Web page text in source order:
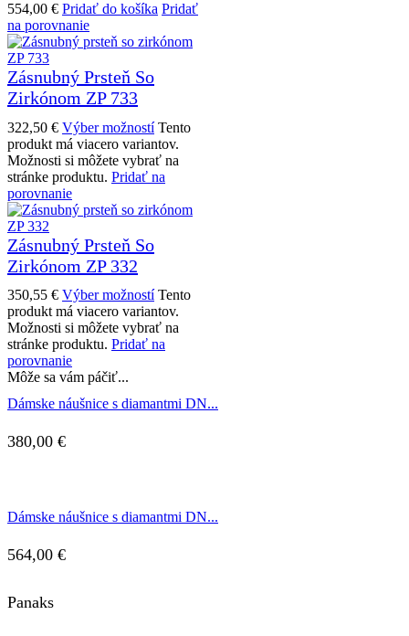
554,00 € Pridať do košíka Pridať
na porovnanie
Zásnubný Prsteň So
Zirkónom ZP 733
322,50 € Výber možností Tento
produkt má viacero variantov.
Možnosti si môžete vybrať na
stránke produktu. Pridať na
porovnanie
Zásnubný Prsteň So
Zirkónom ZP 332
350,55 € Výber možností Tento
produkt má viacero variantov.
Možnosti si môžete vybrať na
stránke produktu. Pridať na
porovnanie
Môže sa vám páčiť...
Dámske náušnice s diamantmi DN...
380,00 €
Dámske náušnice s diamantmi DN...
564,00 €
Panaks